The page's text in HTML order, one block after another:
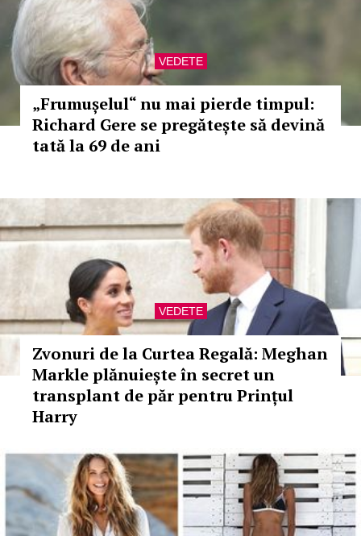
VEDETE
„Frumușelul“ nu mai pierde timpul:
Richard Gere se pregătește să devină
tată la 69 de ani
VEDETE
Zvonuri de la Curtea Regală: Meghan
Markle plănuiește în secret un
transplant de păr pentru Prințul
Harry